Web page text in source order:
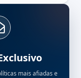
mais afiadas e